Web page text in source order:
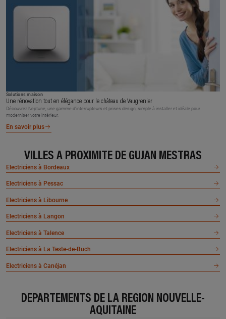
Solutions maison
Une rénovation tout en élégance pour le château de Vaugrenier
Découvrez Neptune, une gamme d’interrupteurs et prises design, simple à installer et idéale pour
moderniser votre intérieur.
En savoir plus
VILLES À PROXIMITÉ DE GUJAN MESTRAS
Electriciens à Bordeaux
Electriciens à Pessac
Electriciens à Libourne
Electriciens à Langon
Electriciens à Talence
Electriciens à La Teste-de-Buch
Electriciens à Canéjan
DÉPARTEMENTS DE LA RÉGION NOUVELLE-
AQUITAINE